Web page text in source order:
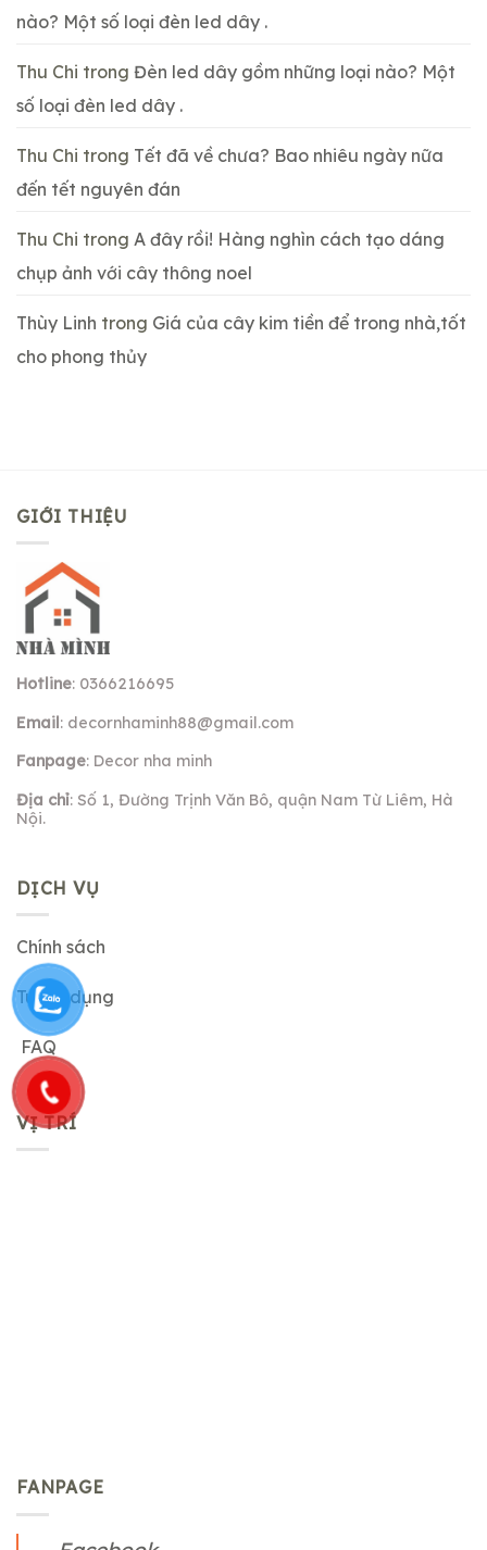
nào? Một số loại đèn led dây .
Thu Chi trong Đèn led dây gồm những loại nào? Một
số loại đèn led dây .
Thu Chi trong Tết đã về chưa? Bao nhiêu ngày nữa
đến tết nguyên đán
Thu Chi trong A đây rồi! Hàng nghìn cách tạo dáng
chụp ảnh với cây thông noel
Thùy Linh trong Giá của cây kim tiền để trong nhà,tốt
cho phong thủy
GIỚI THIỆU
Hotline: 0366216695
Email: decornhaminh88@gmail.com
Fanpage: Decor nha minh
Địa chỉ: Số 1, Đường Trịnh Văn Bô, quận Nam Từ Liêm, Hà
Nội.
DỊCH VỤ
Chính sách
Tuyển dụng
FAQ
VỊ TRÍ
FANPAGE